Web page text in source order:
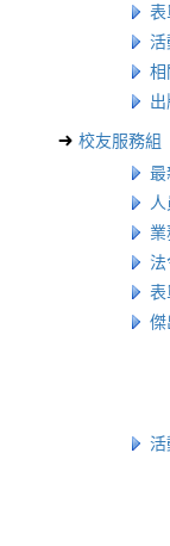
表
活
相
校友服務組
最
表
傑
活